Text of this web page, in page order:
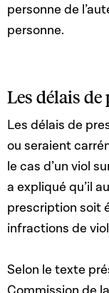
personne de
personne.
Les délais
Les délais de
ou seraient
le cas d’un viol
a expliqué qu’il
prescription soit
infractions de
Selon le texte